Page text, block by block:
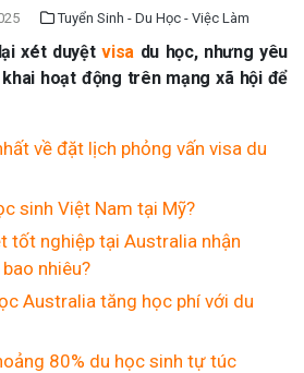
Tuyển Sinh - Du Học - Việc Làm
xét duyệtvisadu học, nhưng yêu
hoạt động trên mạng xã hội để
về đặt lịch phỏng vấn visa du
sinh Việt Nam tại Mỹ?
tốt nghiệp tại Australia nhận
nhiêu?
Australia tăng học phí với du
80% du học sinh tự túc